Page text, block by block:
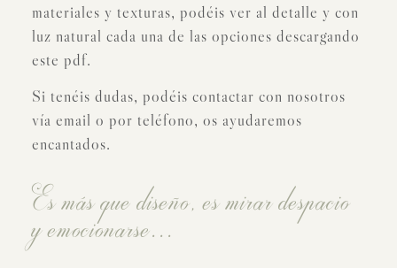
materiales y texturas, podéis ver al detalle y con
luz natural cada una de las opciones descargando
este pdf.
Si tenéis dudas, podéis contactar con nosotros
vía email o por teléfono, os ayudaremos
encantados.
Es más que diseño, es mirar despacio
y emocionarse...